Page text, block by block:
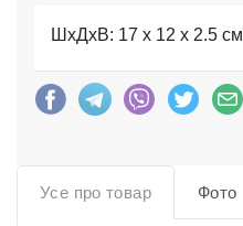
ШхДхВ: 17 x 12 x 2.5 см
Усе про товар Фото